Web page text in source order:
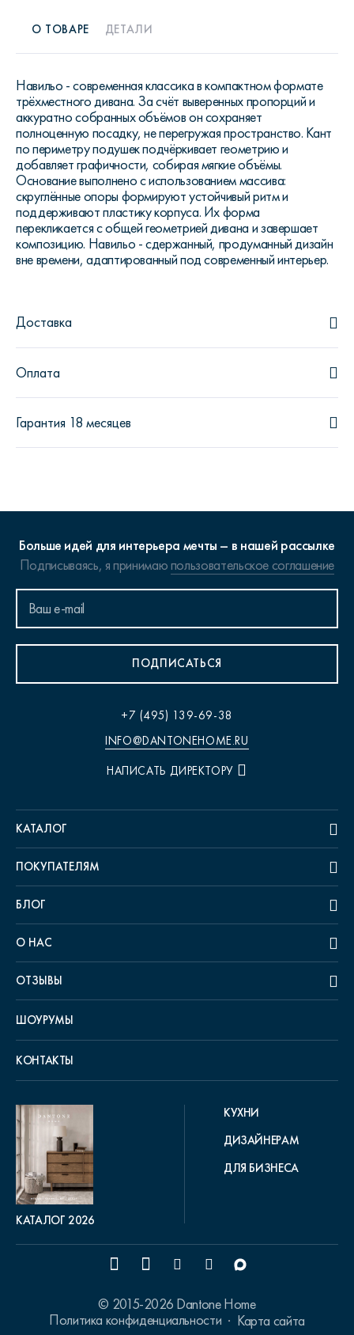
О ТОВАРЕ ДЕТАЛИ
Навильо - современная классика в компактном формате
трёхместного дивана. За счёт выверенных пропорций и
аккуратно собранных объёмов он сохраняет
полноценную посадку, не перегружая пространство. Кант
по периметру подушек подчёркивает геометрию и
добавляет графичности, собирая мягкие объёмы.
Основание выполнено с использованием массива:
скруглённые опоры формируют устойчивый ритм и
поддерживают пластику корпуса. Их форма
перекликается с общей геометрией дивана и завершает
композицию. Навильо - сдержанный, продуманный дизайн
вне времени, адаптированный под современный интерьер.
Доставка
Оплата
Гарантия 18 месяцев
Больше идей для интерьера мечты – в нашей рассылке
Подписываясь, я принимаюпользовательское соглашение
ПОДПИСАТЬСЯ
+7 (495) 139-69-38
INFO@DANTONEHOME.RU
НАПИСАТЬ ДИРЕКТОРУ
КАТАЛОГ
ПОКУПАТЕЛЯМ
БЛОГ
О НАС
ОТЗЫВЫ
ШОУРУМЫ
КОНТАКТЫ
КАТАЛОГ 2026
КУХНИ
ДИЗАЙНЕРАМ
ДЛЯ БИЗНЕСА
© 2015-2026 Dantone Home
Политика конфиденциальности
Карта сайта